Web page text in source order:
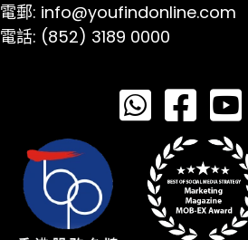
電郵: info@youfindonline.com
電話: (852) 3189 0000